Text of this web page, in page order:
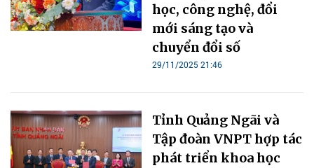
học, công nghệ, đổi
mới sáng tạo và
chuyển đổi số
29/11/2025 21:46
Tỉnh Quảng Ngãi và
Tập đoàn VNPT hợp tác
phát triển khoa học